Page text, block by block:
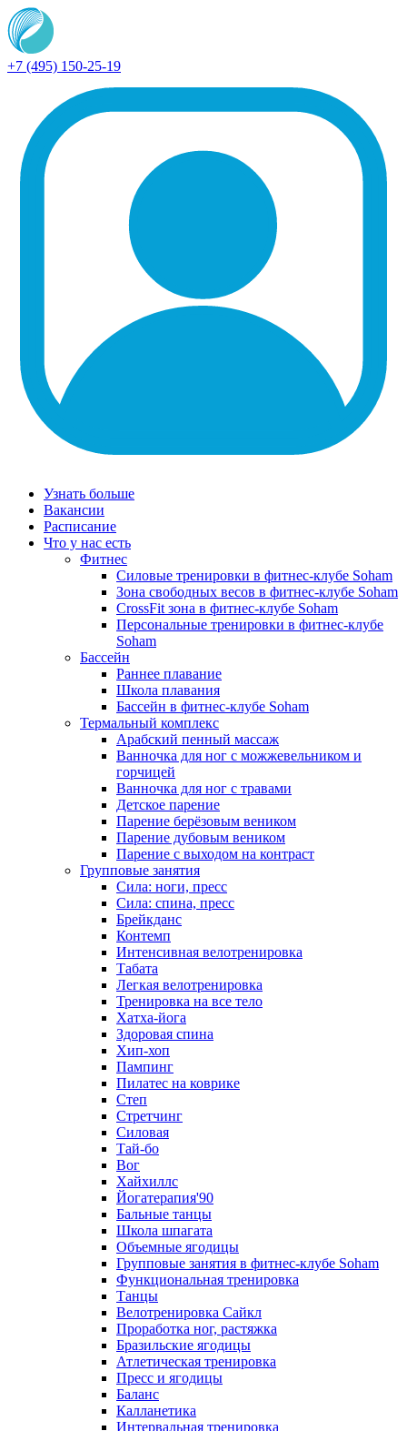
+7 (495) 150-25-19
Узнать больше
Вакансии
Расписание
Что у нас есть
Фитнес
Силовые тренировки в фитнес-клубе Soham
Зона свободных весов в фитнес-клубе Soham
CrossFit зона в фитнес-клубе Soham
Персональные тренировки в фитнес-клубе
Soham
Бассейн
Раннее плавание
Школа плавания
Бассейн в фитнес-клубе Soham
Термальный комплекс
Арабский пенный массаж
Ванночка для ног с можжевельником и
горчицей
Ванночка для ног с травами
Детское парение
Парение берёзовым веником
Парение дубовым веником
Парение с выходом на контраст
Групповые занятия
Сила: ноги, пресс
Сила: спина, пресс
Брейкданс
Контемп
Интенсивная велотренировка
Табата
Легкая велотренировка
Тренировка на все тело
Хатха-йога
Здоровая спина
Хип-хоп
Пампинг
Пилатес на коврике
Степ
Стретчинг
Силовая
Тай-бо
Вог
Хайхиллс
Йогатерапия'90
Бальные танцы
Школа шпагата
Объемные ягодицы
Групповые занятия в фитнес-клубе Soham
Функциональная тренировка
Танцы
Велотренировка Сайкл
Проработка ног, растяжка
Бразильские ягодицы
Атлетическая тренировка
Пресс и ягодицы
Баланс
Калланетика
Интервальная тренировка